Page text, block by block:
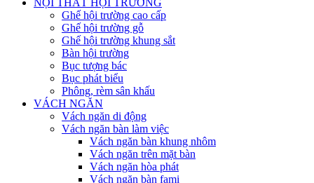
NỘI THẤT HỘI TRƯỜNG
Ghế hội trường cao cấp
Ghế hội trường gỗ
Ghế hội trường khung sắt
Bàn hội trường
Bục tượng bác
Bục phát biểu
Phông, rèm sân khấu
VÁCH NGĂN
Vách ngăn di động
Vách ngăn bàn làm việc
Vách ngăn bàn khung nhôm
Vách ngăn trên mặt bàn
Vách ngăn hòa phát
Vách ngăn bàn fami